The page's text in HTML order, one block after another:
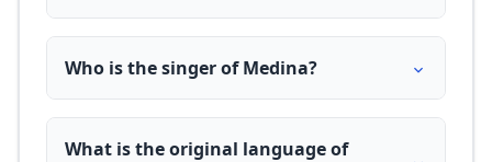
Who is the singer of Medina?
What is the original language of